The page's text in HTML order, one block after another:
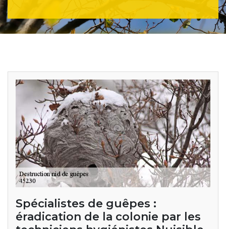
Spécialistes de guêpes :
éradication de la colonie par les